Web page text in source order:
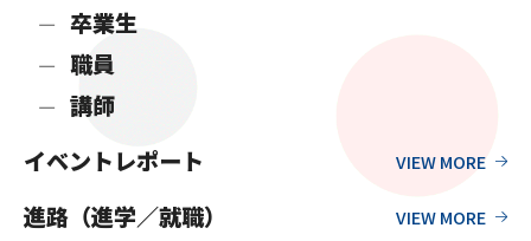
卒業生
職員
講師
イベントレポート
進路（進学／就職）